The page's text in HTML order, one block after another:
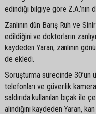
edindiği bilgiye göre Z.A.’nın
Zanlının dün Barış Ruh ve
edildiğini ve doktorların
kaydeden Yaran, zanlının
de ekledi.
Soruşturma sürecinde 30’un
telefonları ve güvenlik
saldırıda kullanılan bıçak ile
alındığını kaydeden Yaran,